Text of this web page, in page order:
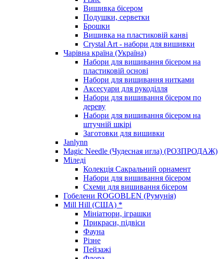
Вишивка бісером
Подушки, серветки
Брошки
Вишивка на пластиковій канві
Crystal Art - набори для вишивки
Чарівна країна (Україна)
Набори для вишивання бісером на
пластиковій основі
Набори для вишивання нитками
Аксесуари для рукоділля
Набори для вишивання бісером по
дереву
Набори для вишивання бісером на
штучній шкірі
Заготовки для вишивки
Janlynn
Magic Needle (Чудесная игла) (РОЗПРОДАЖ)
Міледі
Колекція Сакральний орнамент
Набори для вишивання бісером
Схеми для вишивання бісером
Гобелени ROGOBLEN (Румунія)
Mill Hill (США) *
Мініатюри, іграшки
Прикраси, підвіси
Фауна
Різне
Пейзажі